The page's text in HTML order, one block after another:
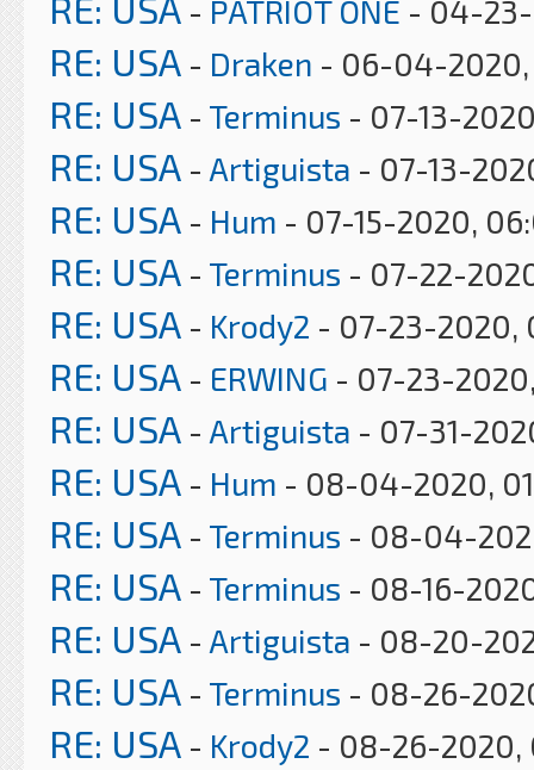
- PATRIOT ONE - 04-23-
RE: USA - Draken - 06-04-2020,
RE: USA - Terminus - 07-13-
RE: USA - Artiguista - 07-13-
RE: USA - Hum - 07-15-2020,
RE: USA - Terminus - 07-22-
RE: USA - Krody2 - 07-23-2020,
RE: USA - ERWING - 07-23-
RE: USA - Artiguista - 07-31-
RE: USA - Hum - 08-04-2020,
RE: USA - Terminus - 08-04-
RE: USA - Terminus - 08-16-
RE: USA - Artiguista - 08-20-
RE: USA - Terminus - 08-26-
RE: USA - Krody2 - 08-26-2020,